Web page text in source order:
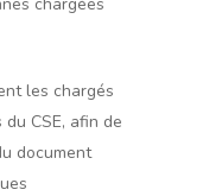
les chargés
CSE, afin de
document